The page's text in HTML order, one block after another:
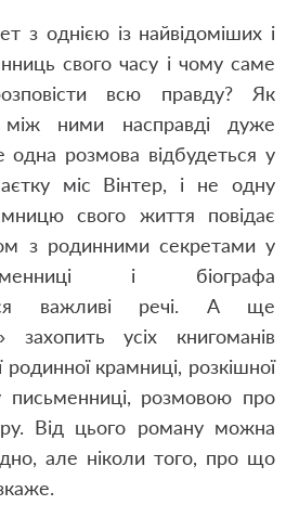
з однією із найвідоміших і
свого часу і чому саме
всю правду? Як
між ними насправді дуже
одна розмова відбудеться у
міс Вінтер, і не одну
свого життя повідає
з родинними секретами у
і біографа
важливі речі. А ще
захопить усіх книгоманів
крамниці, розкішної
письменниці, розмовою про
Від цього роману можна
але ніколи того, про що